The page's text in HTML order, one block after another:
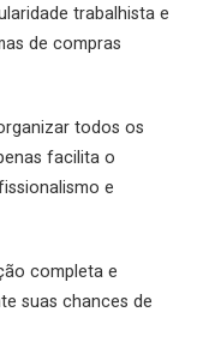
trabalhista e
de compras
todos os
facilita o
e
completa e
suas chances de